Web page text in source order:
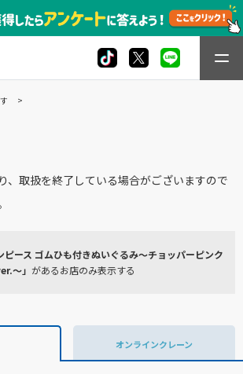
、取扱を終了している場合がございますので
ピース ゴムひも付きぬいぐるみ～チョッパーピンク
～」 があるお店のみ表示する
オンラインクレーン